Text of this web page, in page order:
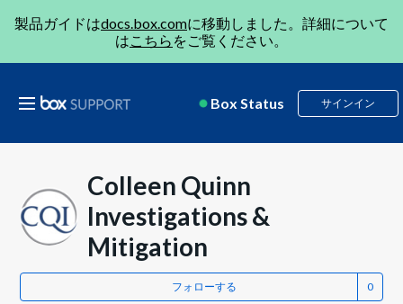
製品ガイドはdocs.box.comに移動しました。詳細について
はこちら をご覧ください。
Box Status サインイン
Colleen Quinn
Investigations &
Mitigation
フォローする